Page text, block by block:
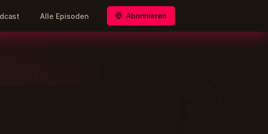
Alle Episoden Abonnieren